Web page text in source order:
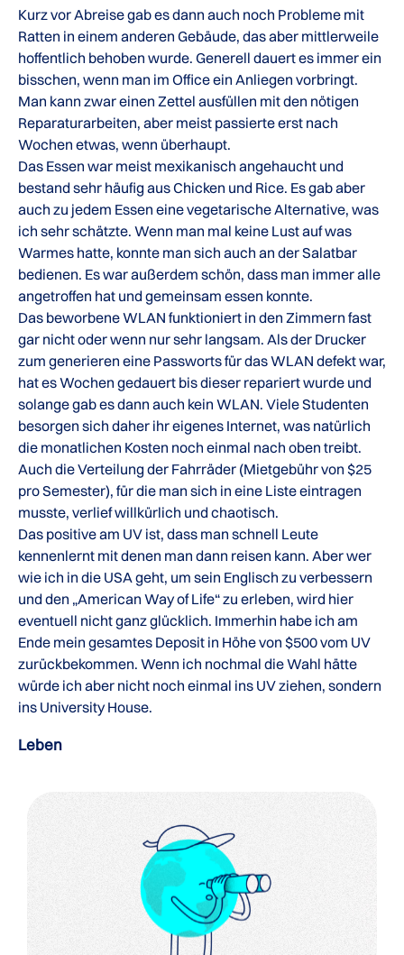
Kurz vor Abreise gab es dann auch noch Probleme mit
Ratten in einem anderen Gebäude, das aber mittlerweile
hoffentlich behoben wurde. Generell dauert es immer ein
bisschen, wenn man im Office ein Anliegen vorbringt.
Man kann zwar einen Zettel ausfüllen mit den nötigen
Reparaturarbeiten, aber meist passierte erst nach
Wochen etwas, wenn überhaupt.
Das Essen war meist mexikanisch angehaucht und
bestand sehr häufig aus Chicken und Rice. Es gab aber
auch zu jedem Essen eine vegetarische Alternative, was
ich sehr schätzte. Wenn man mal keine Lust auf was
Warmes hatte, konnte man sich auch an der Salatbar
bedienen. Es war außerdem schön, dass man immer alle
angetroffen hat und gemeinsam essen konnte.
Das beworbene WLAN funktioniert in den Zimmern fast
gar nicht oder wenn nur sehr langsam. Als der Drucker
zum generieren eine Passworts für das WLAN defekt war,
hat es Wochen gedauert bis dieser repariert wurde und
solange gab es dann auch kein WLAN. Viele Studenten
besorgen sich daher ihr eigenes Internet, was natürlich
die monatlichen Kosten noch einmal nach oben treibt.
Auch die Verteilung der Fahrräder (Mietgebühr von $25
pro Semester), für die man sich in eine Liste eintragen
musste, verlief willkürlich und chaotisch.
Das positive am UV ist, dass man schnell Leute
kennenlernt mit denen man dann reisen kann. Aber wer
wie ich in die USA geht, um sein Englisch zu verbessern
und den „American Way of Life“ zu erleben, wird hier
eventuell nicht ganz glücklich. Immerhin habe ich am
Ende mein gesamtes Deposit in Höhe von $500 vom UV
zurückbekommen. Wenn ich nochmal die Wahl hätte
würde ich aber nicht noch einmal ins UV ziehen, sondern
ins University House.
Leben